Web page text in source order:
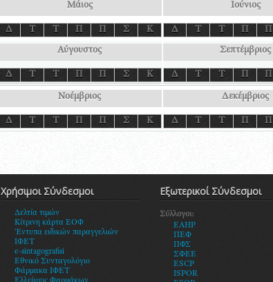
Μάιος
Δ Τ Τ Π Π Σ Κ
Ιούνιος
Δ Τ Τ Π Π
Αύγουστος
Δ Τ Τ Π Π Σ Κ
Σεπτέμβριος
Δ Τ Τ Π Π
Νοέμβριος
Δ Τ Τ Π Π Σ Κ
Δεκέμβριος
Δ Τ Τ Π Π
Χρήσιμοι Σύνδεσμοι
Δελτία τιμών
Κίτρινη κάρτα ΕΟΦ
Έντυπα ειδικών παραγγελιών
ΙΦΕΤ
e-sintagografisi
Εθνικό Συνταγολόγιο
Φάρμακα ΙΦΕΤ
Ελλείψεις Φαρμάκων
Εξωτερικοί Σύνδεσμοι
Σύλλογοι:
EAHP
ΠΕΦ
ΠΦΣ
ΣΦΕΕ
ESCP
ISPOR